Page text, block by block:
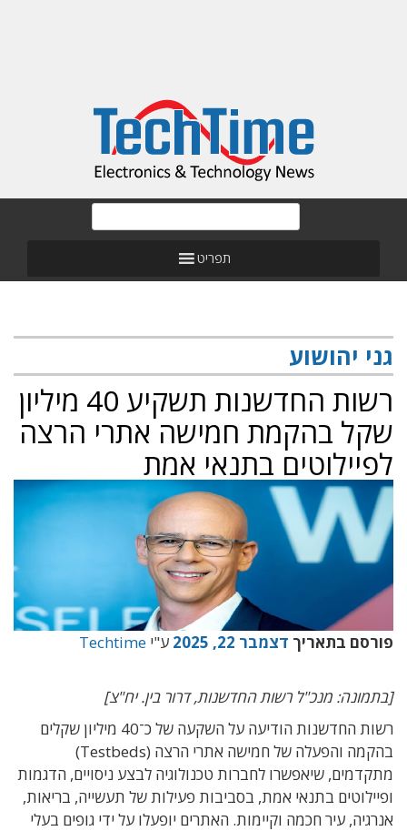
תפריט
גני יהושוע
רשות החדשנות תשקיע 40 מיליון
שקל בהקמת חמישה אתרי הרצה
לפיילוטים בתנאי אמת
פורסם בתאריך דצמבר 22, 2025 ע"י Techtime
[בתמונה: מנכ"ל רשות החדשנות, דרור בין. יח"צ]
רשות החדשנות הודיעה על השקעה של כ־40 מיליון שקלים
בהקמה והפעלה של חמישה אתרי הרצה (Testbeds)
מתקדמים, שיאפשרו לחברות טכנולוגיה לבצע ניסויים, הדגמות
ופיילוטים בתנאי אמת, בסביבות פעילות של תעשייה, בריאות,
אנרגיה, עיר חכמה וקיימות. האתרים יופעלו על ידי גופים בעלי